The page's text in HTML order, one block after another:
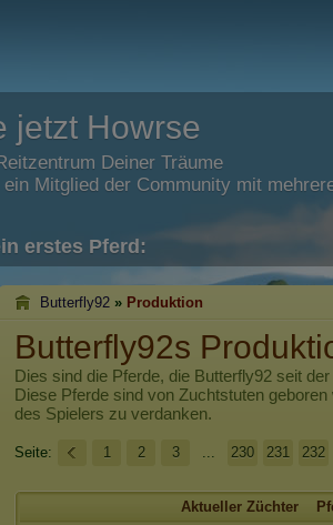
jetzt Howrse
Deiner Träume
ein Mitglied der Community mit
erstes Pferd:
Butterfly92 » Produktion
Butterfly92s
Dies sind die Pferde, die Butterfly92 seit
Diese Pferde sind von Zuchtstuten
des Spielers zu verdanken.
Seite: 1 2 3 ... 230 231 232
Aktueller Züchter